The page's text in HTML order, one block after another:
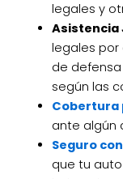
legales y
Asistencia
legales por
de
según las
Cobertura
ante algún
Seguro
que tu